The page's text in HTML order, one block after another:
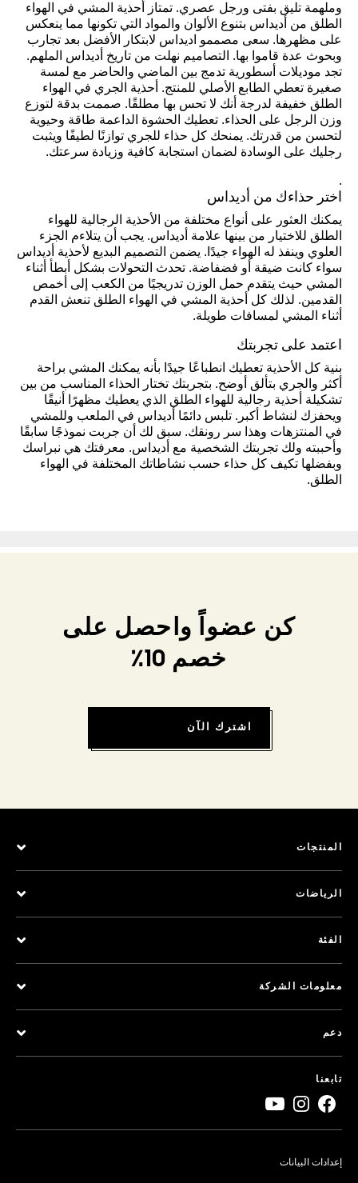
وملهمة تليق بفتى ورجل عصري. تمتاز أحذية المشي في الهواء
الطلق من أديداس بتنوع الألوان والمواد التي تكونها مما ينعكس
على مظهرها. سعى مصممو اديداس لابتكار الأفضل بعد تجارب
وبحوث عدة قاموا بها. التصاميم نهلت من تاريخ أديداس الملهم.
تجد موديلات أسطورية تدمج بين الماضي والحاضر مع لمسة
صغيرة تعطي الطابع الأصلي للمنتج. أحذية الجري في الهواء
الطلق خفيفة لدرجة أنك لا تحس بها مطلقًا. صممت بدقة لتوزع
وزن الرجل على الحذاء. تعطيك الحشوة الداعمة طاقة وحيوية
لتحسن من قدرتك. يمنحك كل حذاء للجري توازنًا لطيفًا ويثبت
رجليك على الوسادة لضمان استجابة كافية وزيادة سرعتك.
.
اختر حذاءك من أديداس
يمكنك العثور على أنواع مختلفة من الأحذية الرجالية للهواء
الطلق للاختيار من بينها علامة أديداس. يجب أن يتلاءم الجزء
العلوي وينفذ له الهواء جيدًا. يضمن التصميم البديع لأحذية أديداس
سواء كانت ضيقة أو فضفاضة. تحدث التحولات بشكل أبطأ أثناء
المشي حيث يتقدم حمل الوزن تدريجيًا من الكعب إلى أخمص
القدمين. لذلك كل أحذية المشي في الهواء الطلق تنعش القدم
أثناء المشي لمسافات طويلة.
اعتمد على تجربتك
بنية كل الأحذية تعطيك انطباعًا جيدًا بأنه يمكنك المشي براحة
أكثر والجري بتألق أوضح. بتجربتك تختار الحذاء المناسب من بين
تشكيلة أحذية رجالية للهواء الطلق الذي يعطيك مظهرًا أنيقًا
ويحفزك لنشاط أكبر. تلبس دائمًا أديداس في الملعب وللمشي
في المنتزهات وهذا سر رونقك. سبق لك أن جربت نموذجًا سابقًا
وأحببته ولك تجربتك الشخصية مع أديداس. معرفتك هي نبراسك
وبفضلها تكيف كل حذاء حسب نشاطاتك المختلفة في الهواء
الطلق.
كن عضواً واحصل على
خصم 10٪
اشترك الآن
المنتجات
الرياضات
الفئة
معلومات الشركة
دعم
تابعنا
إعدادات البيانات